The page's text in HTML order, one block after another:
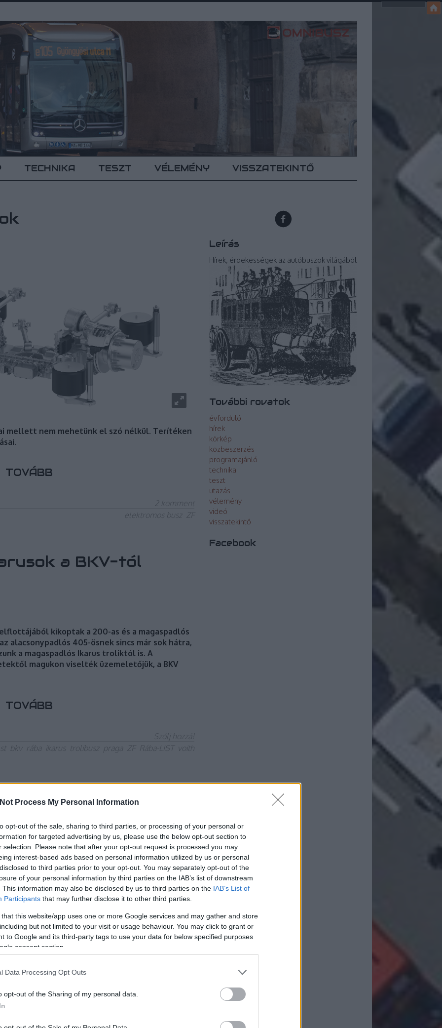
Process My Personal Information
opt-out of the sale, sharing to third parties, or processing of your personal or
for targeted advertising by us, please use the below opt-out section to
selection. Please note that after your opt-out request is processed you may
interest-based ads based on personal information utilized by us or personal
to third parties prior to your opt-out. You may separately opt-out of the
of your personal information by third parties on the IAB’s list of downstream
This information may also be disclosed by us to third parties on the IAB’s List of
Participants that may further disclose it to other third parties.
that this website/app uses one or more Google services and may gather and store
but not limited to your visit or usage behaviour. You may click to grant or
to Google and its third-party tags to use your data for below specified purposes
consent section.
Data Processing Opt Outs
opt-out of the Sharing of my personal data.
TECHNIKA TESZT VÉLEMÉNY VISSZATEKINTŐ
mellett nem mehetünk el szó nélkül. Terítéken
TOVÁBB
2 komment
elektromos busz
ZF
a BKV-tól
kikoptak a 200-as és a magaspadlós
alacsonypadlós 405-ösnek sincs már sok hátra,
a magaspadlós Ikarus troliktól is. A
magukon viselték üzemeletőjük, a BKV
TOVÁBB
Szólj hozzá!
bkv rába ikarus trolibusz praga ZF Rába-LIST voith
a BKV-tól
Leírás
Hírek, érdekességek az autóbuszok világából
További rovatok
évforduló
hírek
körkép
közbeszerzés
programajánló
technika
teszt
utazás
vélemény
videó
visszatekintő
Facebook